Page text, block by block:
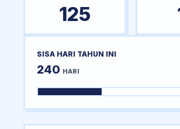
125
SISA HARI TAHUN INI
240 HARI